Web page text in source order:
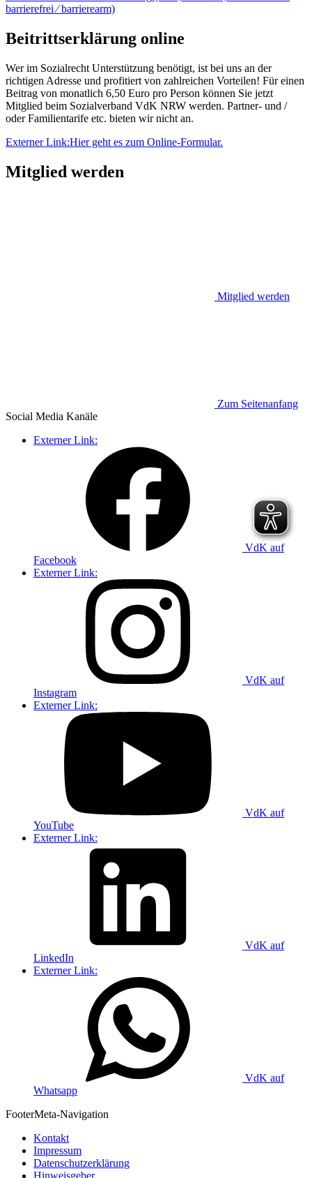
barrierefrei ⁄ barrierearm)
Beitrittserklärung online
Wer im Sozialrecht Unterstützung benötigt, ist bei uns an der
richtigen Adresse und profitiert von zahlreichen Vorteilen! Für einen
Beitrag von monatlich 6,50 Euro pro Person können Sie jetzt
Mitglied beim Sozialverband VdK NRW werden. Partner- und /
oder Familientarife etc. bieten wir nicht an.
Externer Link:Hier geht es zum Online-Formular.
Mitglied werden
Mitglied werden
Zum Seitenanfang
Social Media Kanäle
Externer Link:
VdK auf
Facebook
Externer Link:
VdK auf
Instagram
Externer Link:
VdK auf
YouTube
Externer Link:
VdK auf
LinkedIn
Externer Link:
VdK auf
Whatsapp
FooterMeta-Navigation
Kontakt
Impressum
Datenschutzerklärung
Hinweisgeber